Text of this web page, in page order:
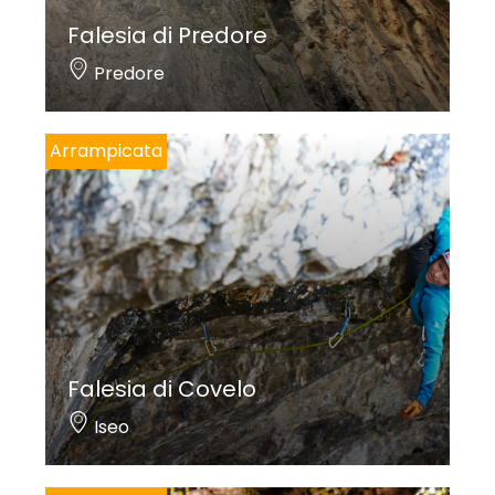
Falesia di Predore
Predore
Arrampicata
Falesia di Covelo
Iseo